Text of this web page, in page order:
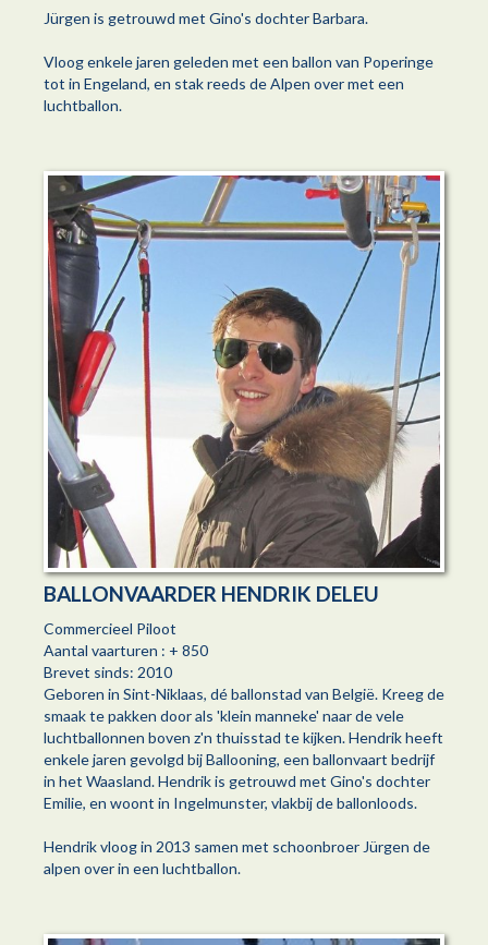
Jürgen is getrouwd met Gino's dochter Barbara.
Vloog enkele jaren geleden met een ballon van Poperinge
tot in Engeland, en stak reeds de Alpen over met een
luchtballon.
BALLONVAARDER HENDRIK DELEU
Commercieel Piloot
Aantal vaarturen : + 850
Brevet sinds: 2010
Geboren in Sint-Niklaas, dé ballonstad van België. Kreeg de
smaak te pakken door als 'klein manneke' naar de vele
luchtballonnen boven z'n thuisstad te kijken. Hendrik heeft
enkele jaren gevolgd bij Ballooning, een ballonvaart bedrijf
in het Waasland. Hendrik is getrouwd met Gino's dochter
Emilie, en woont in Ingelmunster, vlakbij de ballonloods.
Hendrik vloog in 2013 samen met schoonbroer Jürgen de
alpen over in een luchtballon.